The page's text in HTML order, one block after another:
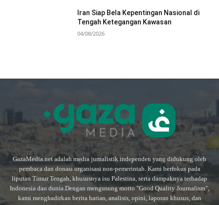
Iran Siap Bela Kepentingan Nasional di
Tengah Ketegangan Kawasan
04/08/2026
GazaMedia.net adalah media jurnalistik independen yang didukung oleh
pembaca dan donasi organisasi non-pemerintah. Kami berfokus pada
liputan Timur Tengah, khususnya isu Palestina, serta dampaknya terhadap
Indonesia dan dunia.Dengan mengusung motto "Good Quality Journalism",
kami menghadirkan berita harian, analisis, opini, laporan khusus, dan